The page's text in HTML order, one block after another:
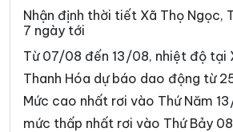
Xã Cẩm Thạch Xã Cẩm
Xã Cẩm Tú
Xã Cổ Lũng Xã
Xã Điền Lư Xã Điền
Nhận định thời tiết Xã Thọ Ngọc,
7 ngày tới
Từ 07/08 đến 13/08, nhiệt độ tại
Thanh Hóa dự báo dao động từ
Mức cao nhất rơi vào Thứ Năm
mức thấp nhất rơi vào Thứ Bảy